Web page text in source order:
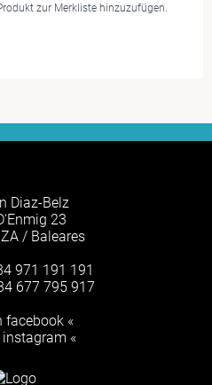
zur Merkliste hinzuzufügen.
Diaz-Belz
23
/ Baleares
971 191 191
677 795 917
facebook «
instagram «